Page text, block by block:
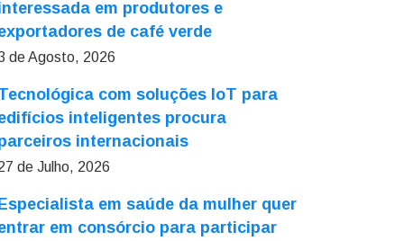
em produtores e
de café verde
de Agosto, 2026
com soluções IoT para
inteligentes procura
internacionais
de Julho, 2026
Especialista em saúde da mulher quer
em consórcio para participar